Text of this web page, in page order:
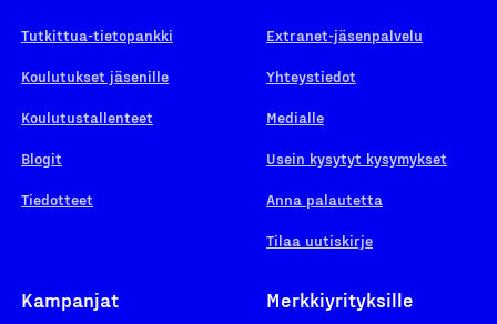
Tutkittua-tietopankki
Koulutukset jäsenille
Koulutustallenteet
Blogit
Tiedotteet
Extranet-jäsenpalvelu
Yhteystiedot
Medialle
Usein kysytyt kysymykset
Anna palautetta
Tilaa uutiskirje
Kampanjat Merkkiyrityksille